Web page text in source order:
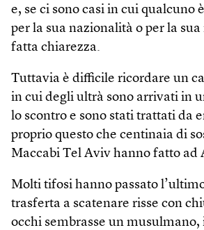
e, se ci sono casi in cui qualcuno
per la sua nazionalità o per la
fatta chiarezza.
Tuttavia è difficile ricordare un
in cui degli ultrà sono arrivati in
lo scontro e sono stati trattati da
proprio questo che centinaia di
Maccabi Tel Aviv hanno fatto ad
Molti tifosi hanno passato
trasferta a scatenare risse con
occhi sembrasse un